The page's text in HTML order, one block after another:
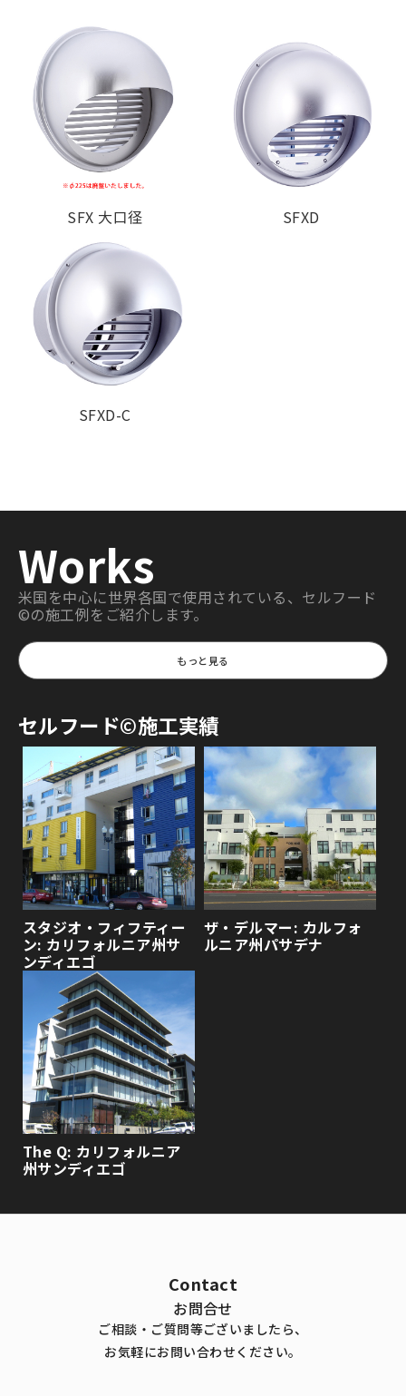
SFX150
¥ 11,300
¥ 2,600
SFX200
¥ 11,400 ¥ 2,100
SFX250
¥ 22,400 ¥ 3,000 ¥ 5,100
【2管路製品】
Model 標準価格
塗装色加算
SFXK125-VP
¥ 5,300
¥ 1,900
SFXK125-VM
SFX 大口径 SFXD
SFXD-C
Works
米国を中心に世界各国で使用されている、セルフード
©の施工例をご紹介します。
もっと見る
セルフード©施工実績
スタジオ・フィフティー
ン: カリフォルニア州サ
ンディエゴ
ザ・デルマー: カルフォ
ルニア州パサデナ
The Q: カリフォルニア
州サンディエゴ
Contact
お問合せ
ご相談・ご質問等ございましたら、
お気軽にお問い合わせください。